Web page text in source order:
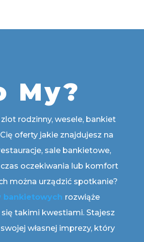
My?
rodzinny, wesele, bankiet
oferty jakie znajdujesz na
sale bankietowe,
oczekiwania lub komfort
można urządzić spotkanie?
bankietowych rozwiąże
takimi kwestiami. Stajesz
własnej imprezy, który